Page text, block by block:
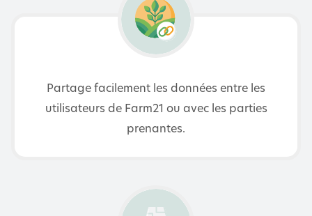
Partage facilement les données entre les
utilisateurs de Farm21 ou avec les parties
prenantes.